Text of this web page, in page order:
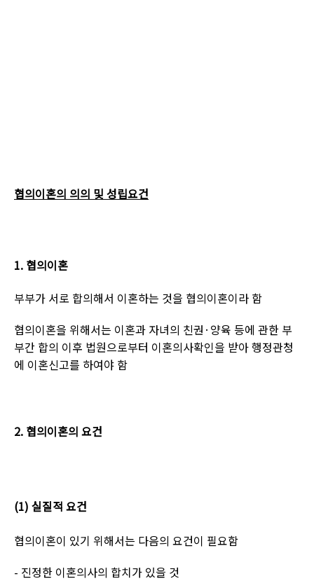
협의이혼의 의의 및 성립요건
1. 협의이혼
부부가 서로 합의해서 이혼하는 것을 협의이혼이라 함
협의이혼을 위해서는 이혼과 자녀의 친권 · 양육 등에 관한 부
부간 합의 이후 법원으로부터 이혼의사확인을 받아 행정관청
에 이혼신고를 하여야 함
2. 협의이혼의 요건
(1) 실질적 요건
협의이혼이 있기 위해서는 다음의 요건이 필요함
- 진정한 이혼의사의 합치가 있을 것